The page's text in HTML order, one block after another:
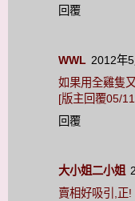
回覆
WWL 2012年
如果用全雞隻
[版主回覆05/
回覆
大小姐二小姐
賣相好吸引,正!